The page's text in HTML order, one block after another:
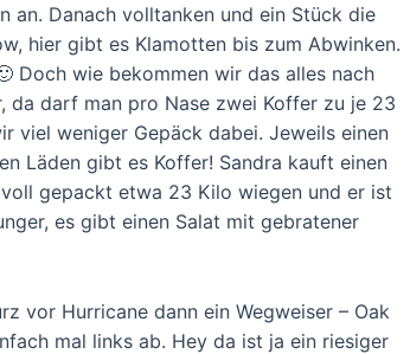
an. Danach volltanken und ein Stück die
hier gibt es Klamotten bis zum Abwinken.
Doch wie bekommen wir das alles nach
da darf man pro Nase zwei Koffer zu je 23
viel weniger Gepäck dabei. Jeweils einen
Läden gibt es Koffer! Sandra kauft einen
gepackt etwa 23 Kilo wiegen und er ist
es gibt einen Salat mit gebratener
vor Hurricane dann ein Wegweiser – Oak
mal links ab. Hey da ist ja ein riesiger